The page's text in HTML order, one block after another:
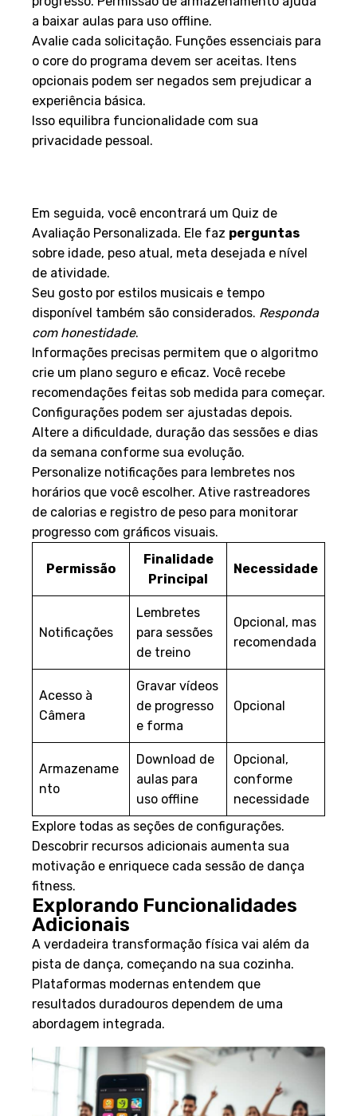
a baixar aulas para uso offline.
Avalie cada solicitação. Funções essenciais para
o core do programa devem ser aceitas. Itens
opcionais podem ser negados sem prejudicar a
experiência básica.
Isso equilibra funcionalidade com sua
privacidade pessoal.
Em seguida, você encontrará um Quiz de
Avaliação Personalizada. Ele faz perguntas
sobre idade, peso atual, meta desejada e nível
de atividade.
Seu gosto por estilos musicais e tempo
disponível também são considerados. Responda
com honestidade.
Informações precisas permitem que o algoritmo
crie um plano seguro e eficaz. Você recebe
recomendações feitas sob medida para começar.
Configurações podem ser ajustadas depois.
Altere a dificuldade, duração das sessões e dias
da semana conforme sua evolução.
Personalize notificações para lembretes nos
horários que você escolher. Ative rastreadores
de calorias e registro de peso para monitorar
progresso com gráficos visuais.
Permissão
Finalidade
Principal
Necessidade
Notificações
Lembretes
para sessões
de treino
Opcional, mas
recomendada
Acesso à
Câmera
Gravar vídeos
de progresso
e forma
Opcional
Armazename
nto
Download de
aulas para
uso offline
Opcional,
conforme
necessidade
Explore todas as seções de configurações.
Descobrir recursos adicionais aumenta sua
motivação e enriquece cada sessão de dança
fitness.
Explorando Funcionalidades
Adicionais
A verdadeira transformação física vai além da
pista de dança, começando na sua cozinha.
Plataformas modernas entendem que
resultados duradouros dependem de uma
abordagem integrada.